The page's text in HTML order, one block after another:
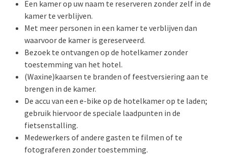
Een kamer op uw naam te reserveren zonder zelf in de
kamer te verblijven.
Met meer personen in een kamer te verblijven dan
waarvoor de kamer is gereserveerd.
Bezoek te ontvangen op de hotelkamer zonder
toestemming van het hotel.
(Waxine)kaarsen te branden of feestversiering aan te
brengen in de kamer.
De accu van een e-bike op de hotelkamer op te laden;
gebruik hiervoor de speciale laadpunten in de
fietsenstalling.
Medewerkers of andere gasten te filmen of te
fotograferen zonder toestemming.